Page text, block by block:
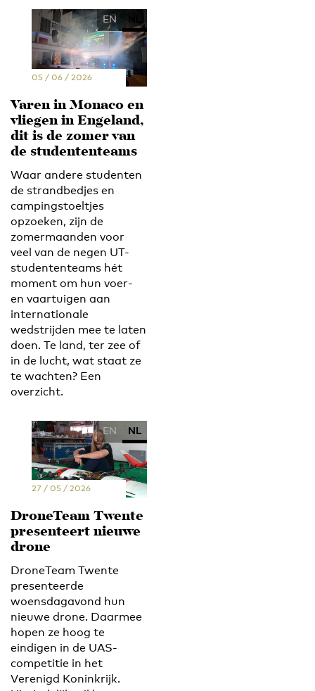
EN NL
05 / 06 / 2026
Varen in Monaco en
vliegen in Engeland,
dit is de zomer van
de studententeams
Waar andere studenten
de strandbedjes en
campingstoeltjes
opzoeken, zijn de
zomermaanden voor
veel van de negen UT-
studententeams hét
moment om hun voer-
en vaartuigen aan
internationale
wedstrijden mee te laten
doen. Te land, ter zee of
in de lucht, wat staat ze
te wachten? Een
overzicht.
EN NL
27 / 05 / 2026
DroneTeam Twente
presenteert nieuwe
drone
DroneTeam Twente
presenteerde
woensdagavond hun
nieuwe drone. Daarmee
hopen ze hoog te
eindigen in de UAS-
competitie in het
Verenigd Koninkrijk.